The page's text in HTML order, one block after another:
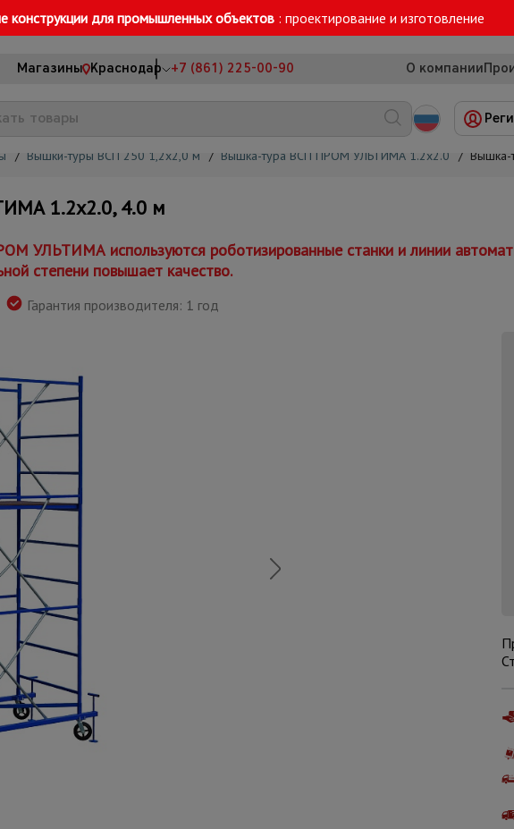
конструкции для промышленных объектов : проектирование и изготовление
Магазины Краснодар +7 (861) 225-00-90 О компании
/ Вышки-туры ВСП 250 1,2x2,0 м / Вышка-тура ВСП ПРОМ УЛЬТИМА 1.2х2.0 / Вышка-
1.2х2.0, 4.0 м
УЛЬТИМА используются роботизированные станки и линии
степени повышает качество.
Гарантия производителя: 1 год